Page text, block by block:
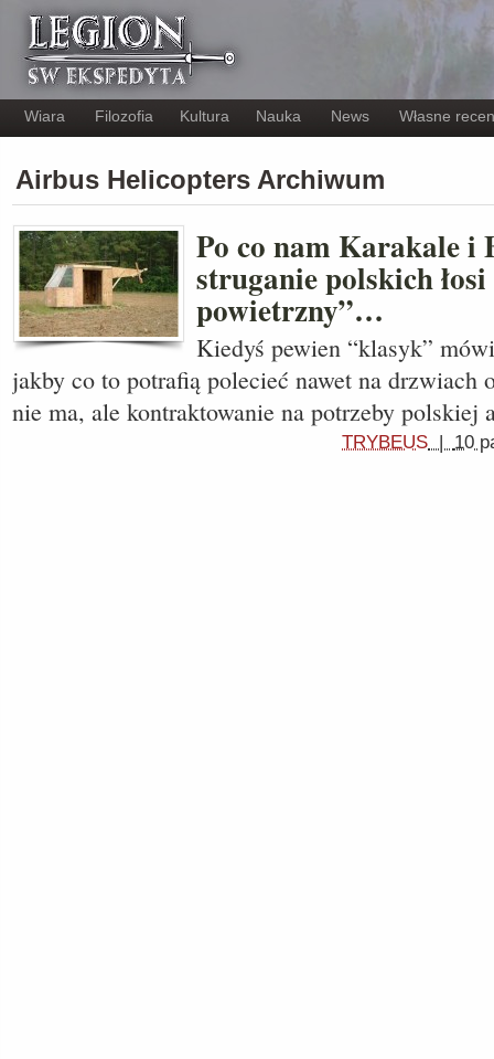
Wiara Filozofia Kultura Nauka News Własne
Airbus Helicopters Archiwum
Po co nam Karakale
struganie polskich
powietrzny”…
Kiedyś pewien “klasyk”
jakby co to potrafią polecieć nawet na drzwiach
nie ma, ale kontraktowanie na potrzeby
TRYBEUS | 10